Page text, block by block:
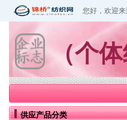
您好，欢迎来
（个
供应产品分类